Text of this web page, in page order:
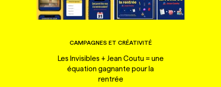
CAMPAGNES ET CRÉATIVITÉ
Les Invisibles + Jean Coutu = une
équation gagnante pour la
rentrée